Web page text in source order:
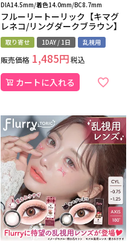
DIA14.5mm/着色14.0mm/BC8.7mm
フルーリートーリック【キマグ
レネコ/リングダークブラウン】
取り寄せ 1DAY / 1日 乱視用
販売価格 1,485 税込
カートに入れる